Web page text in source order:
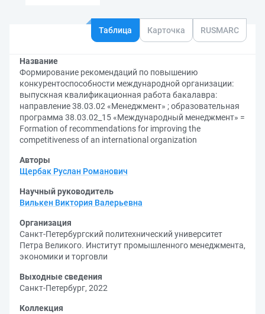
Таблица Карточка RUSMARC
Название
Формирование рекомендаций по повышению
конкурентоспособности международной организации:
выпускная квалификационная работа бакалавра:
направление 38.03.02 «Менеджмент» ; образовательная
программа 38.03.02_15 «Международный менеджмент» =
Formation of recommendations for improving the
competitiveness of an international organization
Авторы
Щербак Руслан Романович
Научный руководитель
Вилькен Виктория Валерьевна
Организация
Санкт-Петербургский политехнический университет
Петра Великого. Институт промышленного менеджмента,
экономики и торговли
Выходные сведения
Санкт-Петербург, 2022
Коллекция